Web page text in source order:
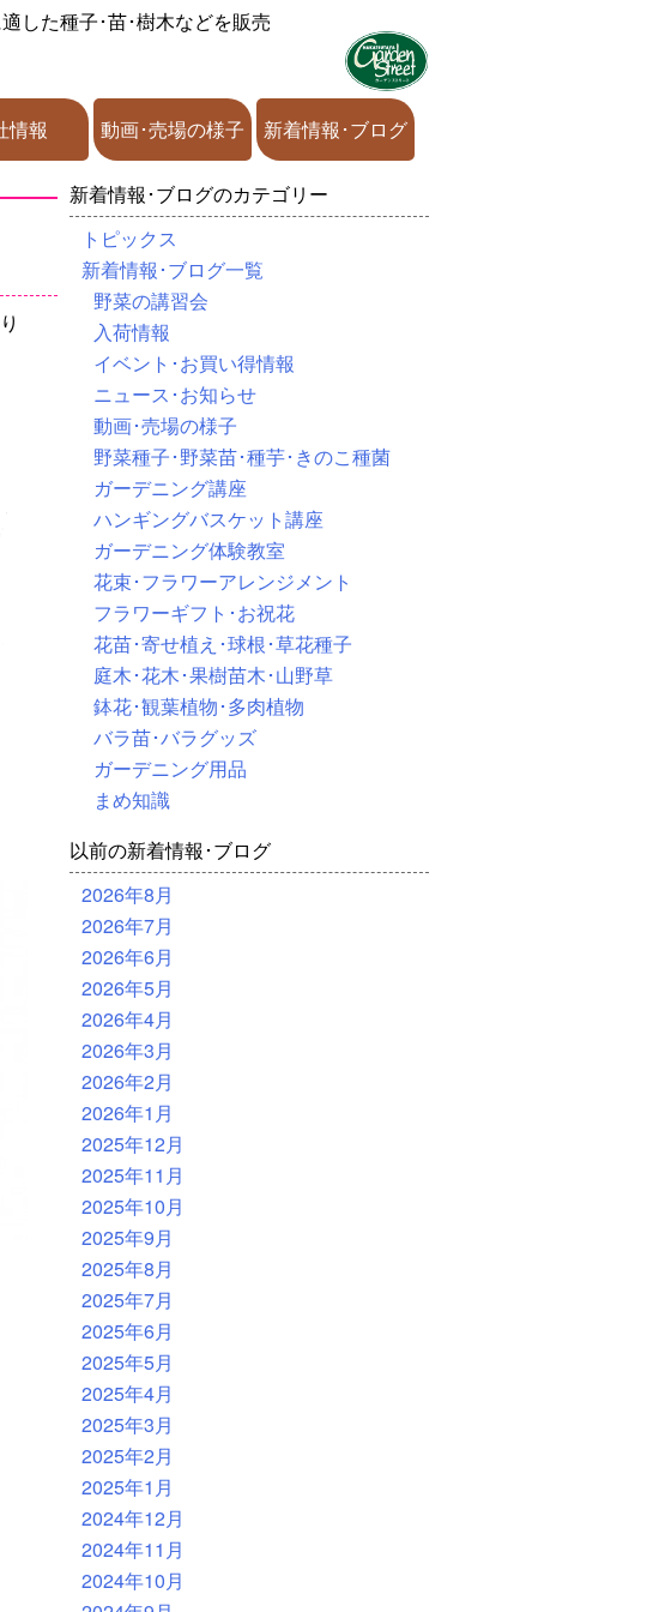
した種子･苗･樹木などを販売
情報 動画･売場の様子 新着情報･ブログ
新着情報･ブログのカテゴリー
トピックス
新着情報･ブログ一覧
野菜の講習会
入荷情報
イベント･お買い得情報
ニュース･お知らせ
動画･売場の様子
野菜種子･野菜苗･種芋･きのこ種菌
ガーデニング講座
ハンギングバスケット講座
ガーデニング体験教室
花束･フラワーアレンジメント
フラワーギフト･お祝花
花苗･寄せ植え･球根･草花種子
庭木･花木･果樹苗木･山野草
鉢花･観葉植物･多肉植物
バラ苗･バラグッズ
ガーデニング用品
まめ知識
以前の新着情報･ブログ
2026年8月
2026年7月
2026年6月
2026年5月
2026年4月
2026年3月
2026年2月
2026年1月
2025年12月
2025年11月
2025年10月
2025年9月
2025年8月
2025年7月
2025年6月
2025年5月
2025年4月
2025年3月
2025年2月
2025年1月
2024年12月
2024年11月
2024年10月